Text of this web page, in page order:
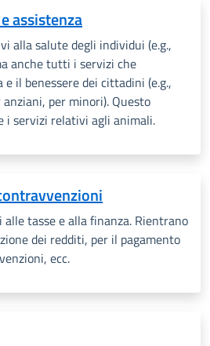
assistenza
alla salute degli individui (e.g.,
anche tutti i servizi che
il benessere dei cittadini (e.g.,
per minori). Questo
i servizi relativi agli animali.
tasse e alla finanza. Rientrano
dei redditi, per il pagamento
ecc.